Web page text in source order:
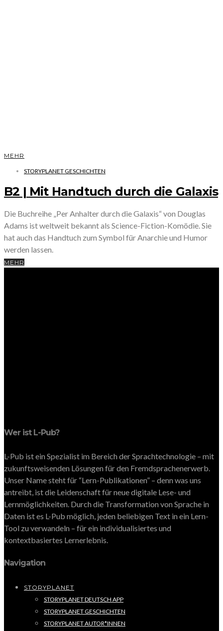
MEHR
STORYPLANET GESCHICHTEN
B2 | Mit Handtuch durch die Galaxis
Die Buchreihe „Per Anhalter durch die Galaxis“ von Douglas
Adams ist weltweit bekannt als Science-Fiction-Komödie. Sie
hat auch das Handtuch zum Symbol für Anarchie und Humor
werden lassen.
MEHR
Wer ist L-Pub?
L-Pub ist ein Spezialist im Bereich der Sprachtechnologie – mit
zukunftsweisenden Lösungen für den Fremdsprachenerwerb.
Unser Name steht für “Lern-Publikationen” – denn was uns
antreibt, ist die Leidenschaft für neue digitale Lese- und
Lernmöglichkeiten. Durch die Transformation von Sprache in
Daten ist es L-Pub möglich, jeden beliebigen Text in ein Lern-
Tool zu verwandeln – für ein individualisiertes und
kontextbasiertes Lernerlebnis.
Navigation
STORYPLANET
STORYPLANET DEUTSCH APP
STORYPLANET GESCHICHTEN
STORYPLANET AUTOR*INNEN